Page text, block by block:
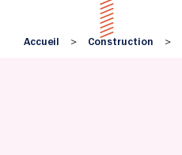
Accueil > Construction >